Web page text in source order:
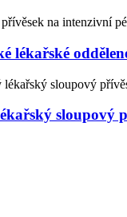
lékařské
sloupový